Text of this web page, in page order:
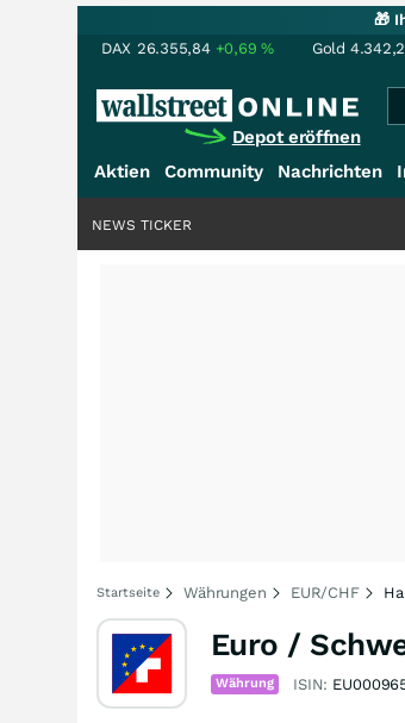
🎁
DAX 26.355,84 +0,69% Gold
Depot eröffnen
Aktien Community Nachrichten
NEWS TICKER
Startseite Währungen EUR/CHF
Euro /
Währung ISIN: